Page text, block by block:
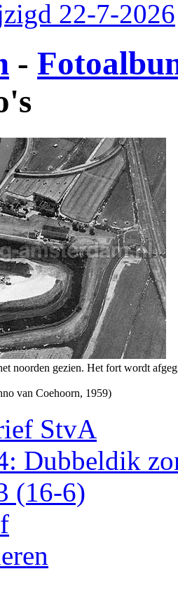
22-7-2026
-
noorden gezien. Het fort wordt
van Coehoorn, 1959)
StvA
Dubbeldik
(16-6)